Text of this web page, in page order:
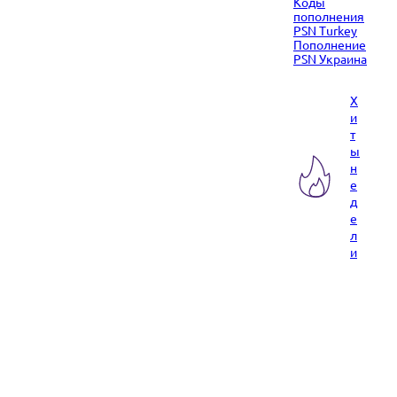
пополнения
PSN Turkey
Пополнение
PSN Украина
Х
и
т
ы
н
е
д
е
л
и